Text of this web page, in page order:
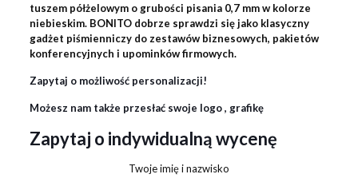
tuszem półżelowym o grubości pisania 0,7 mm w kolorze
niebieskim. BONITO dobrze sprawdzi się jako klasyczny
gadżet piśmienniczy do zestawów biznesowych, pakietów
konferencyjnych i upominków firmowych.
Zapytaj o możliwość personalizacji!
Możesz nam także przesłać swoje logo , grafikę
Zapytaj o indywidualną wycenę
Twoje imię i nazwisko